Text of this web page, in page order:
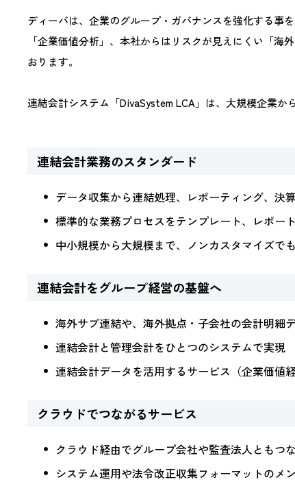
ディーバは、企業のグループ・ガバナンスを強化する事
「企業価値分析」、本社からはリスクが見えにくい「
おります。
連結会計システム「DivaSystem LCA」は、大規模企業か
連結会計業務のスタンダード
データ収集から連結処理、レポーティング、決
標準的な業務プロセスをテンプレート、レポー
中小規模から大規模まで、ノンカスタマイズで
連結会計をグループ経営の基盤へ
海外サブ連結や、海外拠点・子会社の会計明細
連結会計と管理会計をひとつのシステムで実現
連結会計データを活用するサービス（企業価値
クラウドでつながるサービス
クラウド経由でグループ会社や監査法人ともつ
システム運用や法令改正収集フォーマットのメ